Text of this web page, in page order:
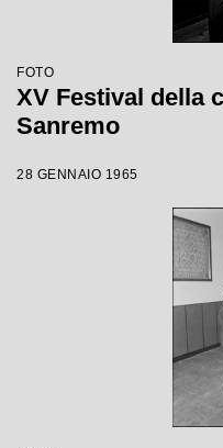
FOTO
XV Festival della
Sanremo
28 GENNAIO 1965